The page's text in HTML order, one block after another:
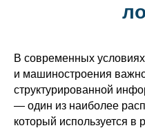
В современных
и машиностроения
структурированной
— один из наиболее
который используется в